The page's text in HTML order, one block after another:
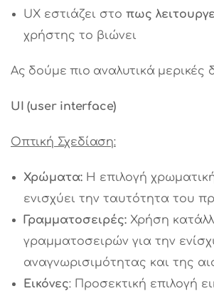
UX εστιάζει στο πως
χρήστης το βιώνει
Ας δούμε πιο αναλυτικά μερικές
UI (user interface)
Οπτική Σχεδίαση:
Χρώματα: Η επιλογή
ενισχύει την ταυτότητα του
Γραμματοσειρές: Χρήση
γραμματοσειρών για την
αναγνωρισιμότητας και της
Εικόνες: Προσεκτική επιλογή